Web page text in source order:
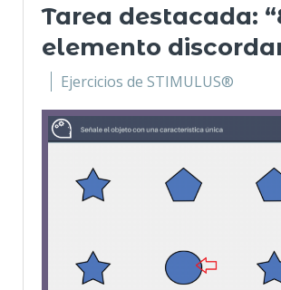
Tarea destacada:
elemento
Ejercicios de STIMULUS®